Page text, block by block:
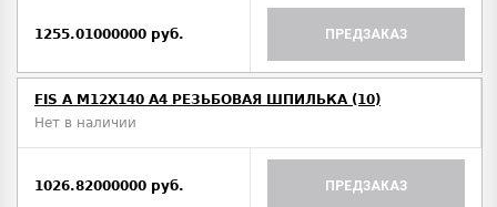
1255.01000000 руб. ПРЕДЗАКАЗ
FIS A M12Х140 A4 РЕЗЬБОВАЯ ШПИЛЬКА (10)
Нет в наличии
1026.82000000 руб. ПРЕДЗАКАЗ